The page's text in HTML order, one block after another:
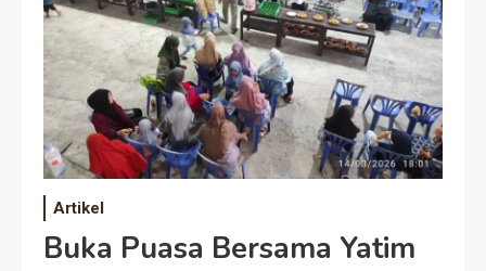
Artikel
Buka Puasa Bersama Yatim